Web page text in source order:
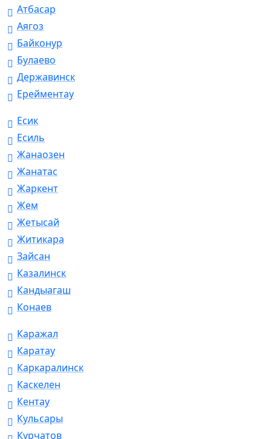
Атбасар
Аягоз
Байконур
Булаево
Державинск
Ерейментау
Есик
Есиль
Жанаозен
Жанатас
Жаркент
Жем
Жетысай
Житикара
Зайсан
Казалинск
Кандыагаш
Конаев
Каражал
Каратау
Каркаралинск
Каскелен
Кентау
Кульсары
Курчатов